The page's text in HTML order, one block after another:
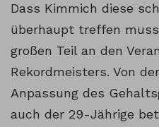
Dass Kimmich diese
überhaupt treffen
großen Teil an den
Rekordmeisters. Von
Anpassung des
auch der 29-Jährige